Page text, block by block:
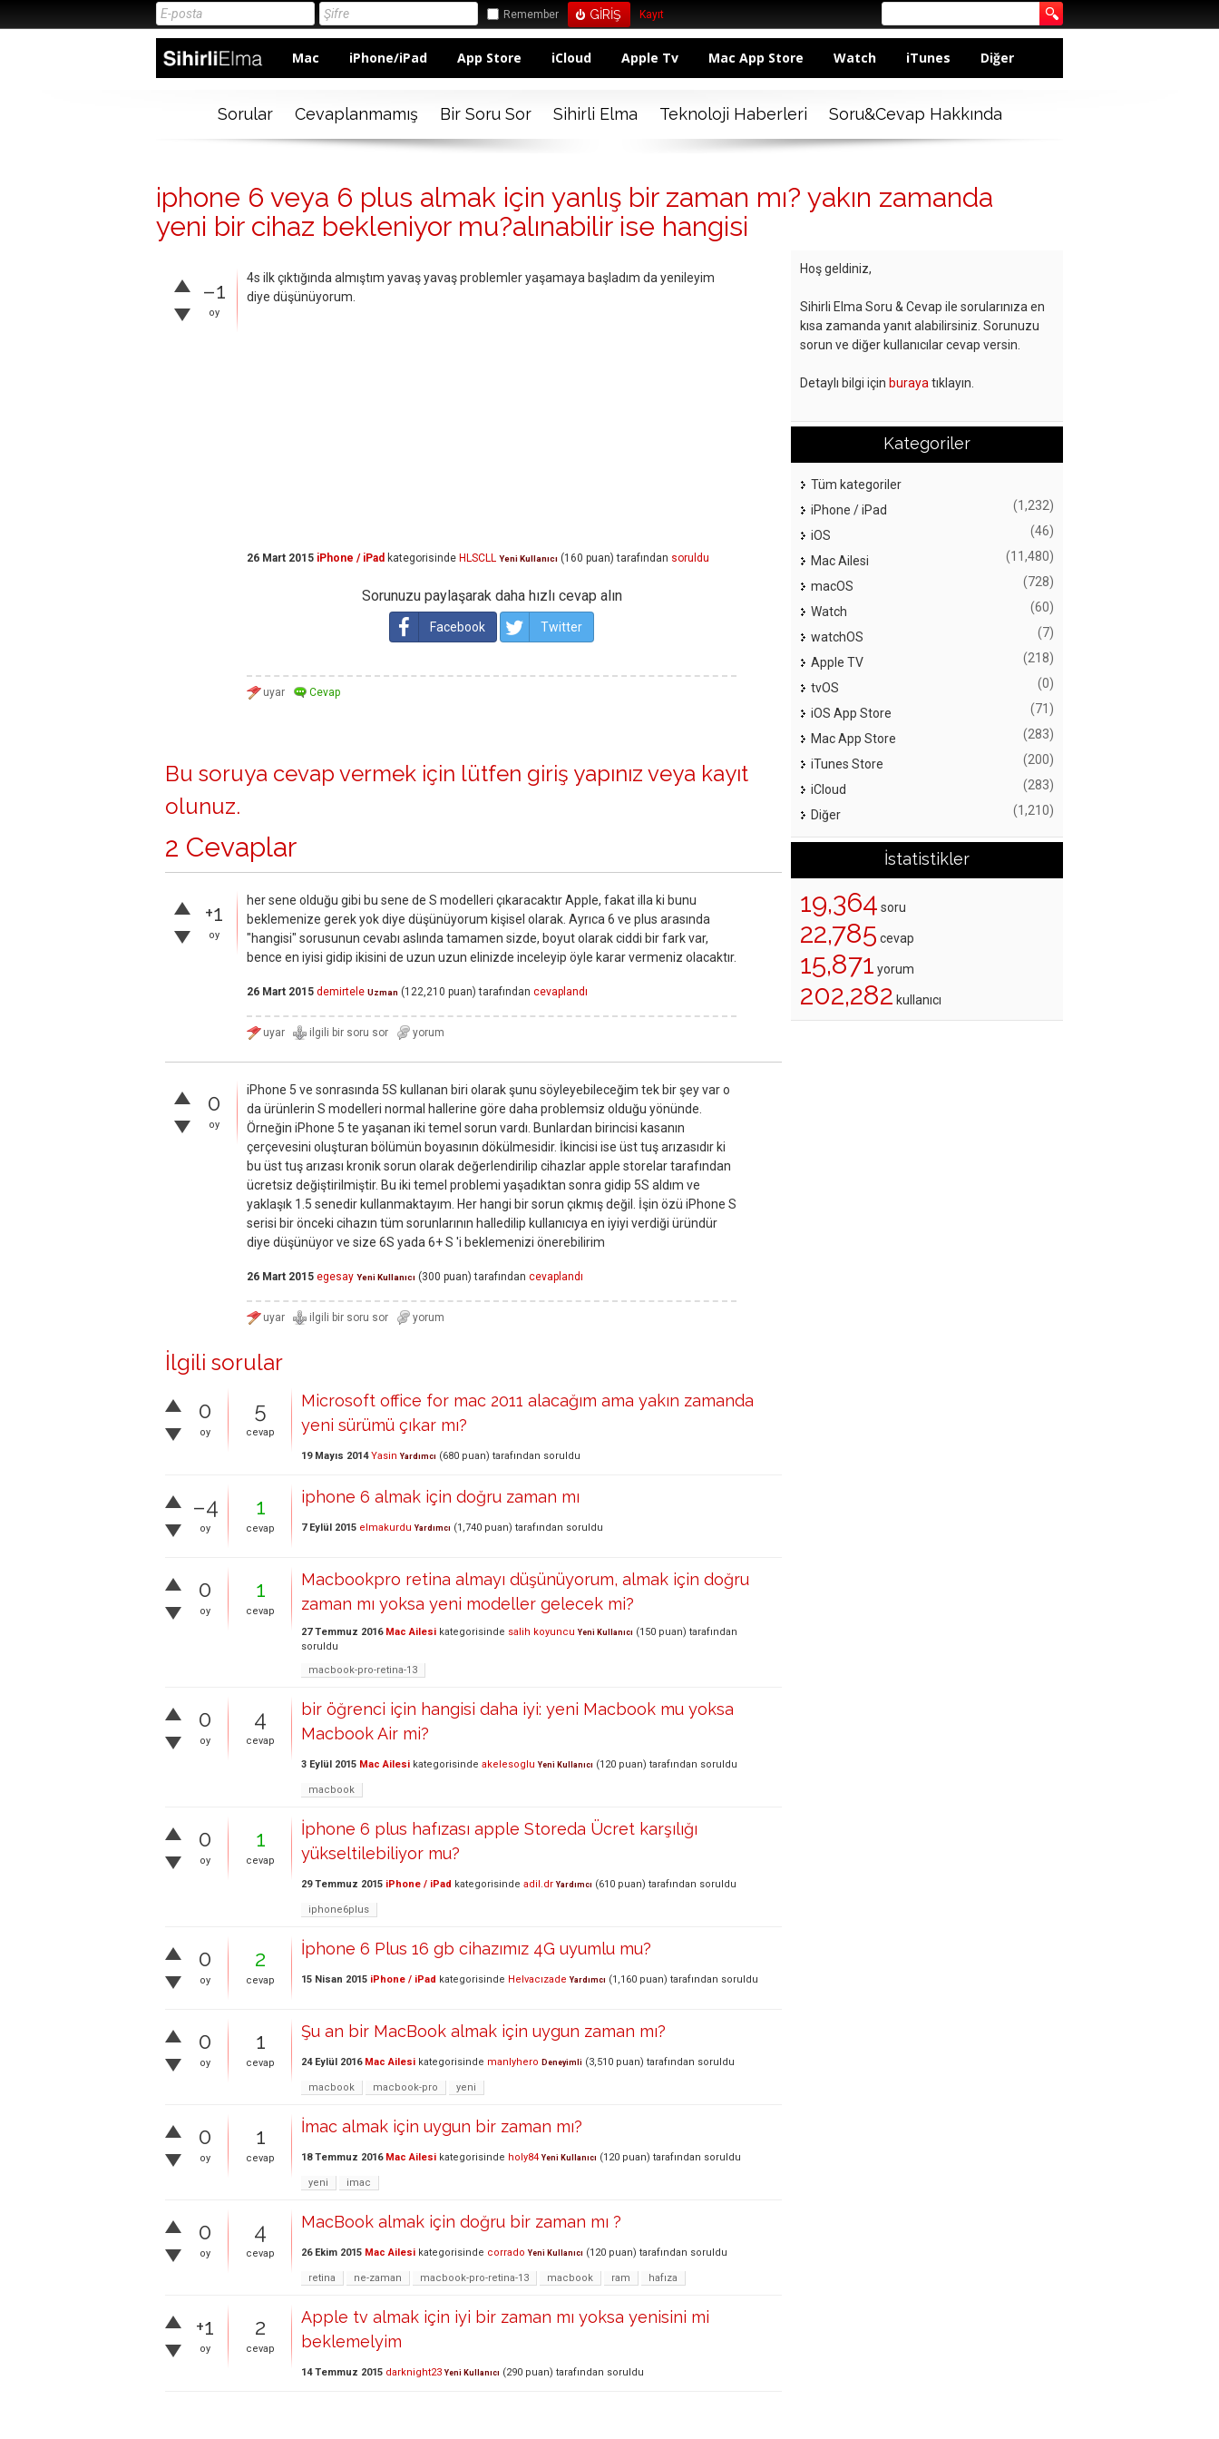
Remember Kayıt
Mac iPhone/iPad App Store iCloud Apple Tv Mac App Store Watch iTunes Diğer
Sorular Cevaplanmamış Bir Soru Sor Sihirli Elma Teknoloji Haberleri Soru&Cevap Hakkında
iphone 6 veya 6 plus almak için yanlış bir zaman mı? yakın zamanda
yeni bir cihaz bekleniyor mu?alınabilir ise hangisi
–1
oy
4s ilk çıktığında almıştım yavaş yavaş problemler yaşamaya başladım da yenileyim
diye düşünüyorum.
26 Mart 2015 iPhone / iPad kategorisinde HLSCLL Yeni Kullanıcı (160 puan) tarafından soruldu
Sorunuzu paylaşarak daha hızlı cevap alın
Facebook Twitter
Bu soruya cevap vermek için lütfen giriş yapınız veya kayıt
olunuz.
2 Cevaplar
+1
oy
her sene olduğu gibi bu sene de S modelleri çıkaracaktır Apple, fakat illa ki bunu
beklemenize gerek yok diye düşünüyorum kişisel olarak. Ayrıca 6 ve plus arasında
"hangisi" sorusunun cevabı aslında tamamen sizde, boyut olarak ciddi bir fark var,
bence en iyisi gidip ikisini de uzun uzun elinizde inceleyip öyle karar vermeniz olacaktır.
26 Mart 2015 demirtele Uzman (122,210 puan) tarafından cevaplandı
0
oy
iPhone 5 ve sonrasında 5S kullanan biri olarak şunu söyleyebileceğim tek bir şey var o
da ürünlerin S modelleri normal hallerine göre daha problemsiz olduğu yönünde.
Örneğin iPhone 5 te yaşanan iki temel sorun vardı. Bunlardan birincisi kasanın
çerçevesini oluşturan bölümün boyasının dökülmesidir. İkincisi ise üst tuş arızasıdır ki
bu üst tuş arızası kronik sorun olarak değerlendirilip cihazlar apple storelar tarafından
ücretsiz değiştirilmiştir. Bu iki temel problemi yaşadıktan sonra gidip 5S aldım ve
yaklaşık 1.5 senedir kullanmaktayım. Her hangi bir sorun çıkmış değil. İşin özü iPhone S
serisi bir önceki cihazın tüm sorunlarının halledilip kullanıcıya en iyiyi verdiği üründür
diye düşünüyor ve size 6S yada 6+ S 'i beklemenizi önerebilirim
26 Mart 2015 egesay Yeni Kullanıcı (300 puan) tarafından cevaplandı
İlgili sorular
0
oy
5
cevap
Microsoft office for mac 2011 alacağım ama yakın zamanda
yeni sürümü çıkar mı?
19 Mayıs 2014 Yasin Yardımcı (680 puan) tarafından soruldu
–4
oy
1
cevap
iphone 6 almak için doğru zaman mı
7 Eylül 2015 elmakurdu Yardımcı (1,740 puan) tarafından soruldu
0
oy
1
cevap
Macbookpro retina almayı düşünüyorum, almak için doğru
zaman mı yoksa yeni modeller gelecek mi?
27 Temmuz 2016 Mac Ailesi kategorisinde salih koyuncu Yeni Kullanıcı (150 puan) tarafından
soruldu
macbook-pro-retina-13
0
oy
4
cevap
bir öğrenci için hangisi daha iyi: yeni Macbook mu yoksa
Macbook Air mi?
3 Eylül 2015 Mac Ailesi kategorisinde akelesoglu Yeni Kullanıcı (120 puan) tarafından soruldu
macbook
0
oy
1
cevap
İphone 6 plus hafızası apple Storeda Ücret karşılığı
yükseltilebiliyor mu?
29 Temmuz 2015 iPhone / iPad kategorisinde adil.dr Yardımcı (610 puan) tarafından soruldu
iphone6plus
0
oy
2
cevap
İphone 6 Plus 16 gb cihazımız 4G uyumlu mu?
15 Nisan 2015 iPhone / iPad kategorisinde Helvacızade Yardımcı (1,160 puan) tarafından soruldu
0
oy
1
cevap
Şu an bir MacBook almak için uygun zaman mı?
24 Eylül 2016 Mac Ailesi kategorisinde manlyhero Deneyimli (3,510 puan) tarafından soruldu
macbook macbook-pro yeni
0
oy
1
cevap
İmac almak için uygun bir zaman mı?
18 Temmuz 2016 Mac Ailesi kategorisinde holy84 Yeni Kullanıcı (120 puan) tarafından soruldu
yeni imac
0
oy
4
cevap
MacBook almak için doğru bir zaman mı ?
26 Ekim 2015 Mac Ailesi kategorisinde corrado Yeni Kullanıcı (120 puan) tarafından soruldu
retina ne-zaman macbook-pro-retina-13 macbook ram hafıza
+1
oy
2
cevap
Apple tv almak için iyi bir zaman mı yoksa yenisini mi
beklemelyim
14 Temmuz 2015 darknight23 Yeni Kullanıcı (290 puan) tarafından soruldu
Hoş geldiniz,
Sihirli Elma Soru & Cevap ile sorularınıza en
kısa zamanda yanıt alabilirsiniz. Sorunuzu
sorun ve diğer kullanıcılar cevap versin.
Detaylı bilgi için buraya tıklayın.
Kategoriler
Tüm kategoriler
iPhone / iPad
(1,232)
iOS (46)
Mac Ailesi (11,480)
macOS (728)
Watch (60)
watchOS (7)
Apple TV (218)
tvOS (0)
iOS App Store (71)
Mac App Store (283)
iTunes Store (200)
iCloud (283)
Diğer (1,210)
İstatistikler
19,364 soru
22,785 cevap
15,871 yorum
202,282 kullanıcı